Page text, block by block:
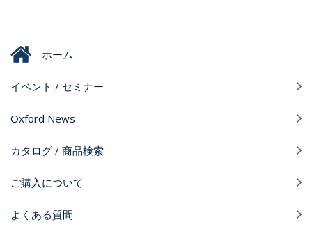
ホーム
イベント / セミナー
Oxford News
カタログ / 商品検索
ご購入について
よくある質問